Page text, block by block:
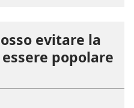
evitare la
popolare